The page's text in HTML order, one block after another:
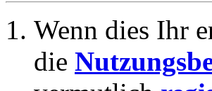
Wenn dies Ihr
die